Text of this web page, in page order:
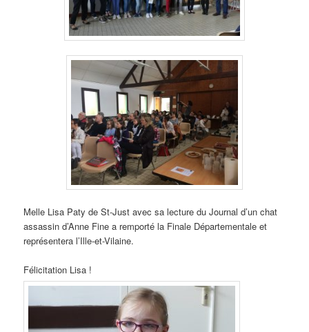
Melle Lisa Paty de St-Just avec sa lecture du Journal d’un chat
assassin d’Anne Fine a remporté la Finale Départementale et
représentera l’Ille-et-Vilaine.
Félicitation Lisa !